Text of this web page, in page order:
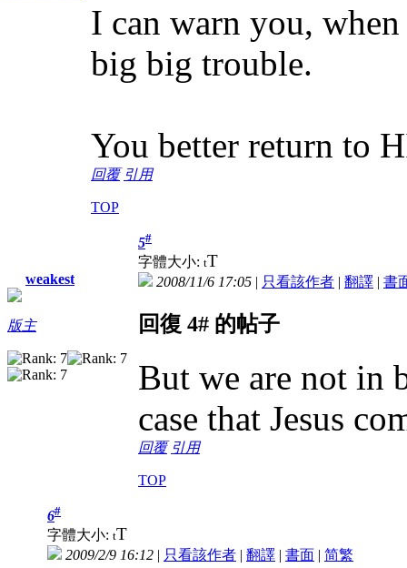
I can warn you,
big big trouble.
You better return to
回覆 引用
TOP
weakest
版主
5#
字體大小: tT
2008/11/6 17:05 | 只看該作者 | 翻譯 | 書
回復 4# 的帖子
But we are not in
case that Jesus
回覆 引用
TOP
6#
字體大小: tT
2009/2/9 16:12 | 只看該作者 | 翻譯 | 書面 | 简繁